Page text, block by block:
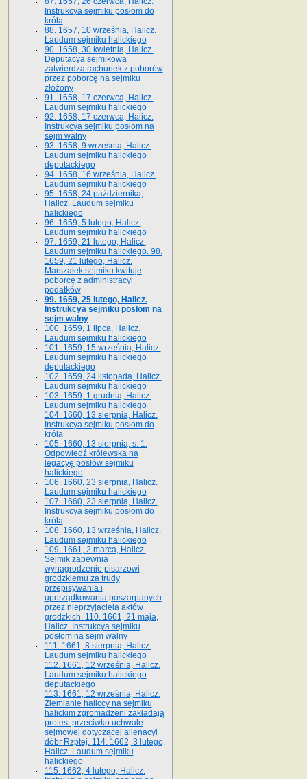
Instrukcya sejmiku posłom do
króla
88. 1657, 10 września, Halicz.
Laudum sejmiku halickiego
90. 1658, 30 kwietnia, Halicz.
Deputacya sejmikowa
zatwierdza rachunek z poborów
przez poborcę na sejmiku
złożony
91. 1658, 17 czerwca, Halicz.
Laudum sejmiku halickiego
92. 1658, 17 czerwca, Halicz.
Instrukcya sejmiku posłom na
sejm walny
93. 1658, 9 września, Halicz.
Laudum sejmiku halickiego
deputackiego
94. 1658, 16 września, Halicz.
Laudum sejmiku halickiego
95. 1658, 24 października,
Halicz. Laudum sejmiku
halickiego
96. 1659, 5 lutego, Halicz.
Laudum sejmiku halickiego
97. 1659, 21 lutego, Halicz.
Laudum sejmiku halickiego. 98.
1659, 21 lutego, Halicz.
Marszałek sejmiku kwituje
poborcę z administracyi
podatków
99. 1659, 25 lutego, Halicz.
Instrukcya sejmiku posłom na
sejm walny
100. 1659, 1 lipca, Halicz.
Laudum sejmiku halickiego
101. 1659, 15 września, Halicz.
Laudum sejmiku halickiego
deputackiego
102. 1659, 24 listopada, Halicz.
Laudum sejmiku halickiego
103. 1659, 1 grudnia, Halicz.
Laudum sejmiku halickiego
104. 1660, 13 sierpnia, Halicz.
Instrukcya sejmiku posłom do
króla
105. 1660, 13 sierpnia, s. 1.
Odpowiedź królewska na
legacyę posłów sejmiku
halickiego
106. 1660, 23 sierpnia, Halicz.
Laudum sejmiku halickiego
107. 1660, 23 sierpnia, Halicz.
Instrukcya sejmiku posłom do
króla
108. 1660, 13 września, Halicz.
Laudum sejmiku halickiego
109. 1661, 2 marca, Halicz.
Sejmik zapewnia
wynagrodzenie pisarzowi
grodzkiemu za trudy
przepisywania i
uporządkowania poszarpanych
przez nieprzyjaciela aktów
grodzkich. 110. 1661, 21 maja,
Halicz. Instrukcya sejmiku
posłom na sejm walny
111. 1661, 8 sierpnia, Halicz.
Laudum sejmiku halickiego
112. 1661, 12 września, Halicz.
Laudum sejmiku halickiego
deputackiego
113. 1661, 12 września, Halicz.
Ziemianie haliccy na sejmiku
halickim zgromadzeni zakładają
protest przeciwko uchwale
sejmowej dotyczącej alienacyi
dóbr Rzptej. 114. 1662, 3 lutego,
Halicz. Laudum sejmiku
halickiego
115. 1662, 4 lutego, Halicz.